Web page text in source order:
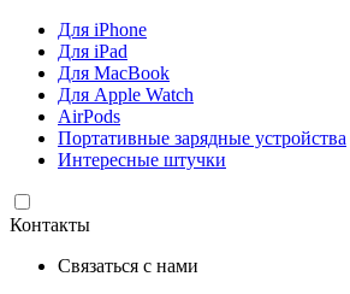
Для iPhone
Для iPad
Для MacBook
Для Apple Watch
AirPods
Портативные зарядные устройства
Интересные штучки
Контакты
Связаться с нами